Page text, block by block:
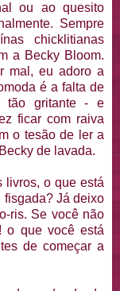
ou ao quesito
Sempre
chicklitianas
a Becky Bloom.
mal, eu adoro a
é a falta de
tão gritante - e
ficar com raiva
o tesão de ler a
de lavada.
livros, o que está
fisgada? Já deixo
ris. Se você não
o que você está
de começar a